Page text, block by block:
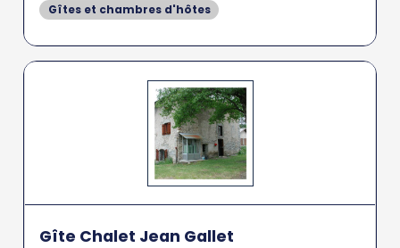
Gîtes et chambres d'hôtes
Gîte Chalet Jean Gallet